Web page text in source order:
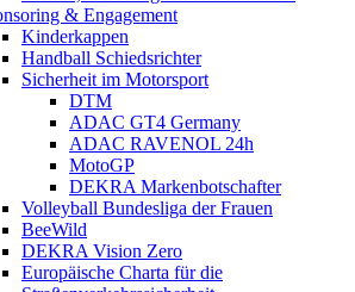
& Engagement
Kinderkappen
Handball Schiedsrichter
Sicherheit im Motorsport
DTM
ADAC GT4 Germany
ADAC RAVENOL 24h
MotoGP
DEKRA Markenbotschafter
Volleyball Bundesliga der Frauen
BeeWild
DEKRA Vision Zero
Europäische Charta für die